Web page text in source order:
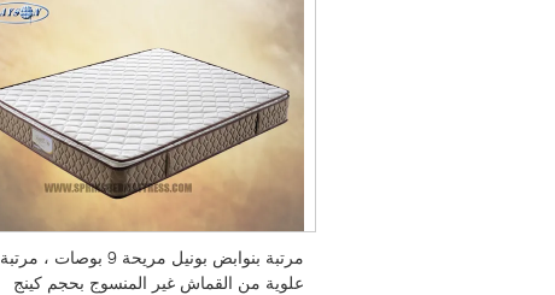
مرتبة بنوابض بونيل مريحة 9 بوصات ، مرتبة
علوية من القماش غير المنسوج بحجم كينج